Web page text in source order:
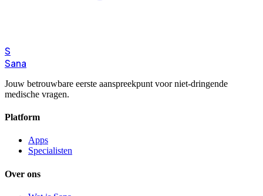
S
Sana
Jouw betrouwbare eerste aanspreekpunt voor niet-dringende
medische vragen.
Platform
Apps
Specialisten
Over ons